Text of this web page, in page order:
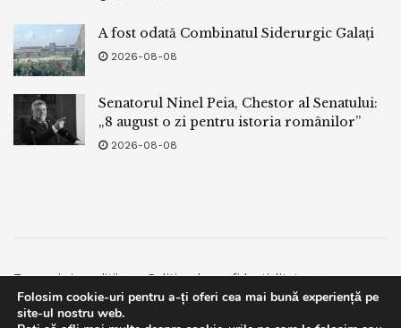
A fost odată Combinatul Siderurgic Galați
2026-08-08
Senatorul Ninel Peia, Chestor al Senatului:
„8 august o zi pentru istoria românilor”
2026-08-08
Termeni si conditii
Politica de confidentialitate
Facebook
Contact
Folosim cookie-uri pentru a-ți oferi cea mai bună experiență pe
site-ul nostru web.